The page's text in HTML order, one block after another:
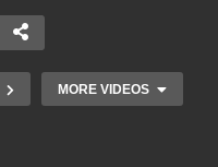
MORE VIDEOS